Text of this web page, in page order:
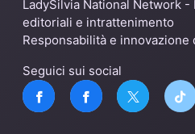
LadySilvia National Network
editoriali e intrattenimento
Responsabilità e innovazione
Seguici sui social